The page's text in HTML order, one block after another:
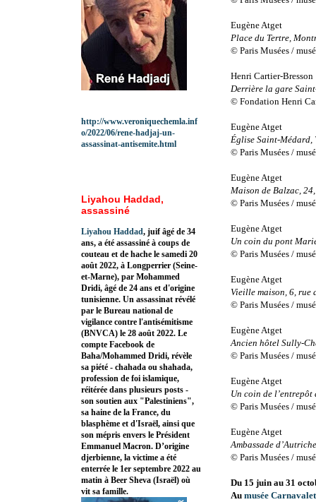
Eugène Atget
Place du Tertre,
© Paris Musées /
Henri Cartier-Bresson
Derrière la gare
© Fondation Henri
Eugène Atget
Église Saint-Médard,
© Paris Musées /
Eugène Atget
Maison de Balzac,
© Paris Musées /
Eugène Atget
Un coin du pont
© Paris Musées /
Eugène Atget
Vieille maison, 6, rue
© Paris Musées /
Eugène Atget
Ancien hôtel Sully-
© Paris Musées /
Eugène Atget
Un coin de l’entrepôt
© Paris Musées /
Eugène Atget
Ambassade
© Paris Musées /
Du 15 juin au 31
Au musée
http://www.veroniquechemla.inf
o/2022/06/rene-hadjaj-un-
assassinat-antisemite.html
Liyahou Haddad,
assassiné
Liyahou Haddad, juif âgé de 34
ans, a été assassiné à coups de
couteau et de hache le samedi 20
août 2022, à Longperrier (Seine-
et-Marne), par Mohammed
Dridi, âgé de 24 ans et d'origine
tunisienne. Un assassinat révélé
par le Bureau national de
vigilance contre l'antisémitisme
(BNVCA) le 28 août 2022. Le
compte Facebook de
Baha/Mohammed Dridi, révèle
sa piété - chahada ou shahada,
profession de foi islamique,
réitérée dans plusieurs posts -
son soutien aux "Palestiniens",
sa haine de la France, du
blasphème et d'Israël, ainsi que
son mépris envers le Président
Emmanuel Macron. D’origine
djerbienne, la victime a été
enterrée le 1er septembre 2022 au
matin à Beer Sheva (Israël) où
vit sa famille.